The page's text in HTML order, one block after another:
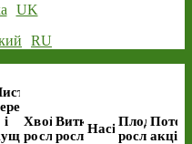
UK
RU
і
Хвойні
рослини
Виткі
рослиниНасінняПлодові
рослини
акція